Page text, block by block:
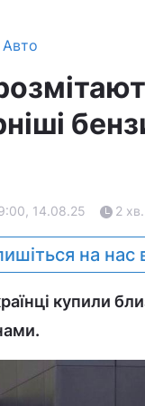
Авто
14.08.25 2 хв.
на нас
купили